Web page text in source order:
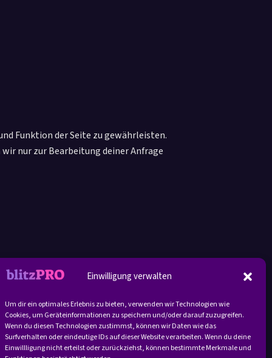
Einwilligung verwalten
Um dir ein optimales Erlebnis zu bieten, verwenden wir Technologien wie
Cookies, um Geräteinformationen zu speichern und/oder darauf zuzugreifen.
Wenn du diesen Technologien zustimmst, können wir Daten wie das
Surfverhalten oder eindeutige IDs auf dieser Website verarbeiten. Wenn du deine
Einwillligung nicht erteilst oder zurückziehst, können bestimmte Merkmale und
Funktion der Seite zu gewährleisten.
nur zur Bearbeitung deiner Anfrage